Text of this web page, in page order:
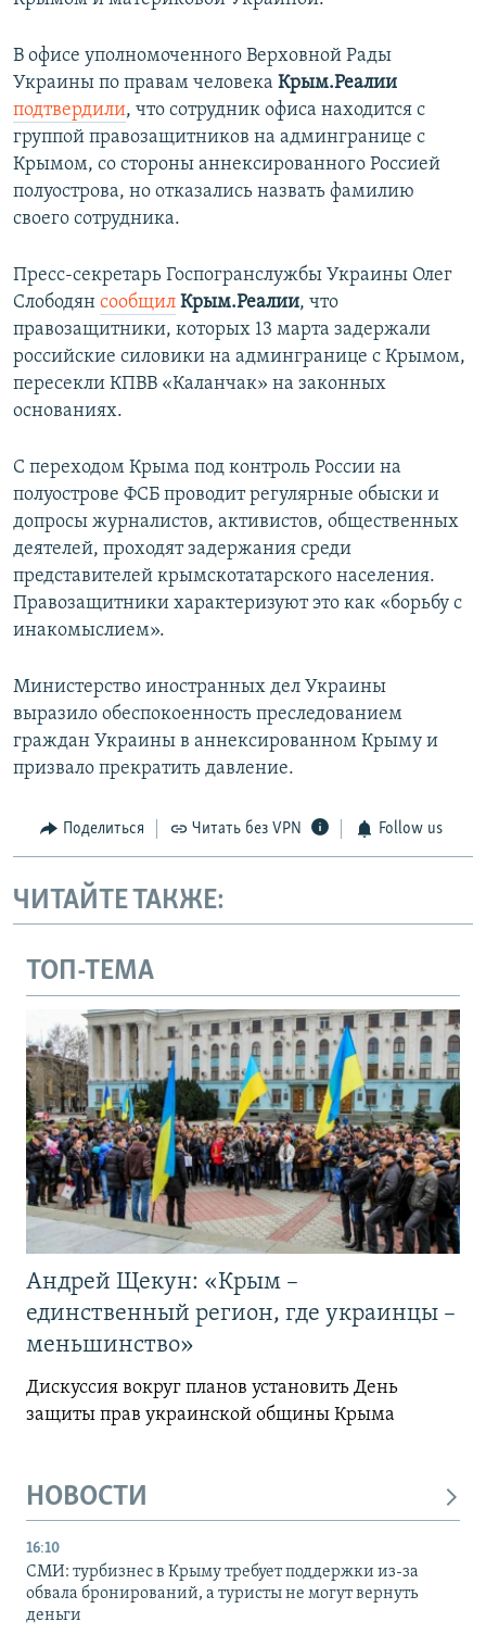
В офисе уполномоченного Верховной Рады
Украины по правам человека Крым.Реалии
подтвердили, что сотрудник офиса находится с
группой правозащитников на админгранице с
Крымом, со стороны аннексированного Россией
полуострова, но отказались назвать фамилию
своего сотрудника.
Пресс-секретарь Госпогранслужбы Украины Олег
Слободян сообщил Крым.Реалии, что
правозащитники, которых 13 марта задержали
российские силовики на админгранице с Крымом,
пересекли КПВВ «Каланчак» на законных
основаниях.
С переходом Крыма под контроль России на
полуострове ФСБ проводит регулярные обыски и
допросы журналистов, активистов, общественных
деятелей, проходят задержания среди
представителей крымскотатарского населения.
Правозащитники характеризуют это как «борьбу с
инакомыслием».
Министерство иностранных дел Украины
выразило обеспокоенность преследованием
граждан Украины в аннексированном Крыму и
призвало прекратить давление.
Поделиться Читать без VPN Follow us
ЧИТАЙТЕ ТАКЖЕ:
ТОП-ТЕМА
Андрей Щекун: «Крым –
единственный регион, где украинцы –
меньшинство»
Дискуссия вокруг планов установить День
защиты прав украинской общины Крыма
НОВОСТИ
16:10
СМИ: турбизнес в Крыму требует поддержки из-за
обвала бронирований, а туристы не могут вернуть
деньги